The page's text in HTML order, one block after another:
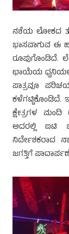
ನಶೆಯ ಲೋಕದ
ಭಾಸವಾಗುವ ಈ
ರೂಪುಗೊಂಡಿದೆ.
ಛಾಯೆಯ ಧ್ವನಿಯಲ್ಲಿ
ಪಾತ್ರವೂ
ಕಳೆಗಟ್ಟಿಕೊಂಡಿದೆ.
ಕ್ಷೇತ್ರಗಳ ಮಂದಿ
ಅದರಲ್ಲಿ ಐಟಿ
ನಿರ್ದೇಶಕರಾದ
ಜಗತ್ತಿಗೆ